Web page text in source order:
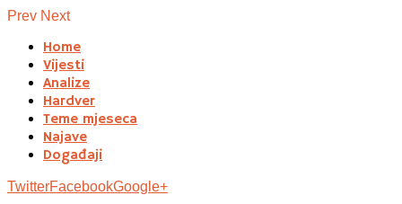
Prev Next
Home
Vijesti
Analize
Hardver
Teme mjeseca
Najave
Događaji
TwitterFacebookGoogle+